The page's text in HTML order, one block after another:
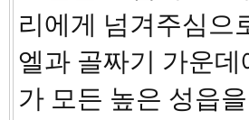
리에게 넘겨주심으
엘과 골짜기 가운
가 모든 높은 성읍